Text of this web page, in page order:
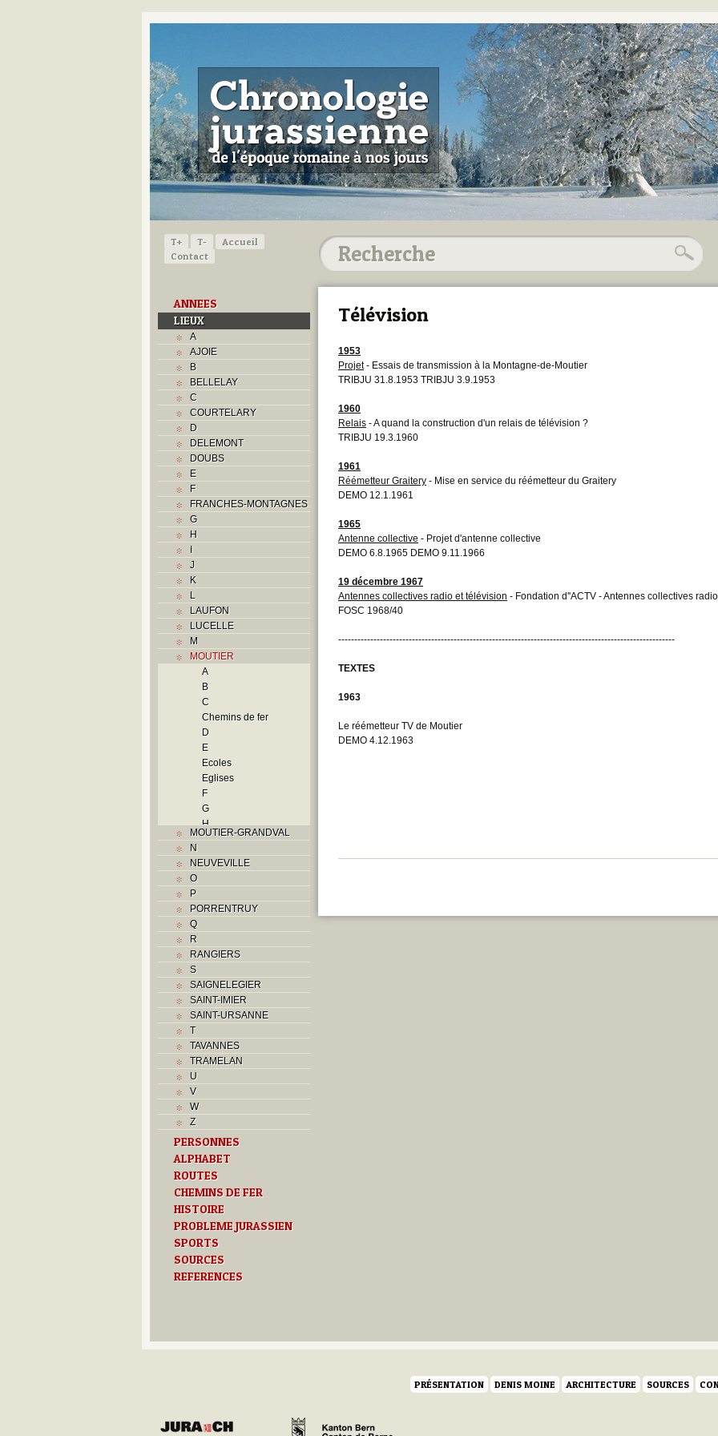
T+ T-
Accueil
Contact
ANNEES
LIEUX
A
AJOIE
B
BELLELAY
C
COURTELARY
D
DELEMONT
DOUBS
E
F
FRANCHES-MONTAGNES
G
H
I
J
K
L
LAUFON
LUCELLE
M
MOUTIER
A
B
C
Chemins de fer
D
E
Ecoles
Eglises
F
G
H
Histoire
Industrie
M
O
Paroisses
Problème jurassien
Q
S
Sociétés locales
Z
MOUTIER-GRANDVAL
N
NEUVEVILLE
O
P
PORRENTRUY
Q
R
RANGIERS
S
SAIGNELEGIER
SAINT-IMIER
SAINT-URSANNE
T
TAVANNES
TRAMELAN
U
V
W
Z
PERSONNES
ALPHABET
ROUTES
CHEMINS DE FER
HISTOIRE
PROBLEME JURASSIEN
SPORTS
SOURCES
REFERENCES
Télévision
1953
Projet- Essais de transmission à la Montagne-de-Moutier
TRIBJU 31.8.1953 TRIBJU 3.9.1953
1960
Relais - A quand la construction d'un relais de télévision ?
TRIBJU 19.3.1960
1961
Réémetteur Graitery - Mise en service du réémetteur du Graitery
DEMO 12.1.1961
1965
Antenne collective - Projet d'antenne collective
DEMO 6.8.1965 DEMO 9.11.1966
19 décembre 1967
Antennes collectives radio et télévision - Fondation d''ACTV - Antennes collectives
FOSC 1968/40
---------------------------------------------------------------------------------------------------------
TEXTES
1963
Le réémetteur TV de Moutier
DEMO 4.12.1963
PRÉSENTATION DENIS MOINE ARCHITECTURE SOURCES